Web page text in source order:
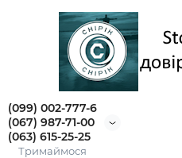
(099) 002-777-6
(067) 987-71-00
(063) 615-25-25
Тримаймося